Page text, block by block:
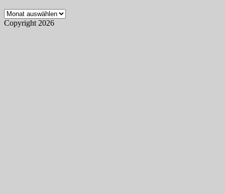
Archiv
Copyright 2026